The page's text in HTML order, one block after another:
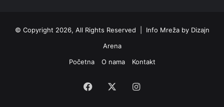
© Copyright 2026, All Rights Reserved | Info Mreža by Dizajn
Arena
Početna
O nama Kontakt
Facebook Instagram